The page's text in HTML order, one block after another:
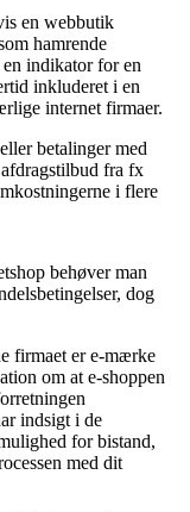
en webbutik
hamrende
indikator for en
inkluderet i en
internet firmaer.
betalinger med
fra fx
i flere
behøver man
dog
firmaet er e-mærke
om at e-shoppen
indsigt i de
for bistand,
med dit